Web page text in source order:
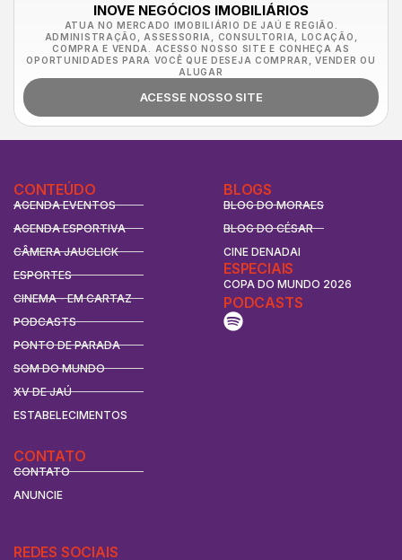
INOVE NEGÓCIOS IMOBILIÁRIOS
ATUA NO MERCADO IMOBILIÁRIO DE JAÚ E REGIÃO.
ADMINISTRAÇÃO, ASSESSORIA, CONSULTORIA, LOCAÇÃO,
COMPRA E VENDA. ACESSO NOSSO SITE E CONHEÇA AS
OPORTUNIDADES PARA VOCÊ QUE DESEJA COMPRAR, VENDER OU
ALUGAR
ACESSE NOSSO SITE
CONTEÚDO
AGENDA EVENTOS
AGENDA ESPORTIVA
CÂMERA JAUCLICK
ESPORTES
CINEMA - EM CARTAZ
PODCASTS
PONTO DE PARADA
SOM DO MUNDO
XV DE JAÚ
ESTABELECIMENTOS
BLOGS
BLOG DO MORAES
BLOG DO CÉSAR
CINE DENADAI
ESPECIAIS
COPA DO MUNDO 2026
CONTATO
CONTATO
ANUNCIE
PODCASTS
REDES SOCIAIS